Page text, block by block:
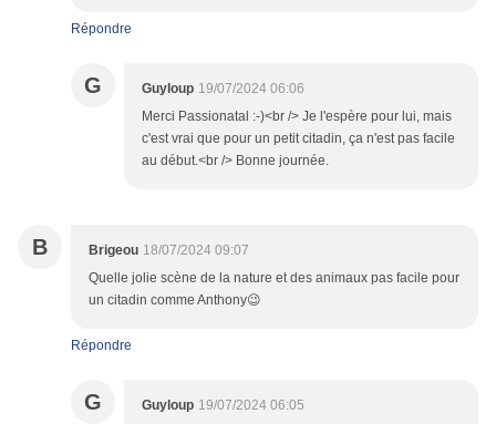
Répondre
G Guyloup 19/07/2024 06:06
Merci Passionatal :-)<br /> Je l'espère pour lui, mais
c'est vrai que pour un petit citadin, ça n'est pas facile
au début.<br /> Bonne journée.
B Brigeou 18/07/2024 09:07
Quelle jolie scène de la nature et des animaux pas facile pour
un citadin comme Anthony😉
Répondre
G Guyloup 19/07/2024 06:05